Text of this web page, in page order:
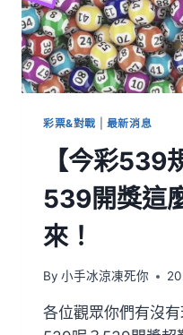
彩票&對戰 最新消息
【今彩539
539開獎這
來！
By 小手冰涼凍死你
各位觀眾你們有沒